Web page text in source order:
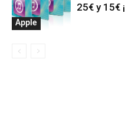
Apple
25€ y 15€